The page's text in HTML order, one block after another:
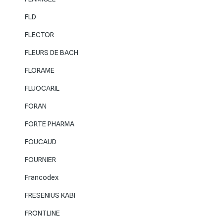
FLD
FLECTOR
FLEURS DE BACH
FLORAME
FLUOCARIL
FORAN
FORTE PHARMA
FOUCAUD
FOURNIER
Francodex
FRESENIUS KABI
FRONTLINE